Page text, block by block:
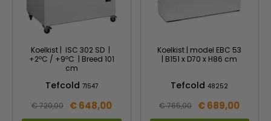
Koelkist | ISC 302 SD |
+2ºC / +9ºC | Breed 101
cm
Tefcold 71547
€ 720,00 € 648,00
Koelkist | model EBC 53
| B151 x D70 x H86 cm
Tefcold48252
€ 765,00 € 689,00